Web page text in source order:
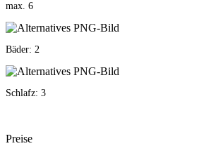
max. 6
Bäder: 2
Schlafz: 3
Preise